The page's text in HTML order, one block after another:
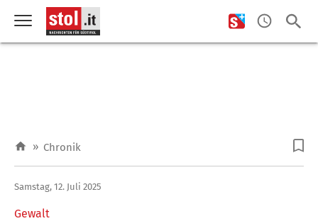
» Chronik
Gewalt
Samstag, 12. Juli 2025